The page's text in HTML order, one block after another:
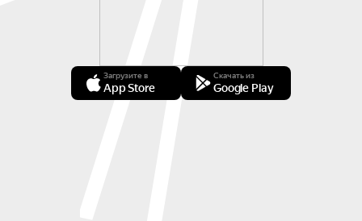
Загрузите в
App Store
Скачать из
Google Play